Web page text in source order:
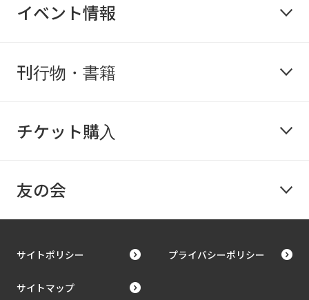
イベント情報
刊行物・書籍
チケット購入
友の会
サイトポリシー プライバシーポリシー
サイトマップ